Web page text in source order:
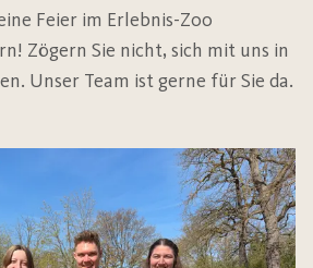
Feier im Erlebnis-Zoo
Zögern Sie nicht, sich mit uns in
Unser Team ist gerne für Sie da.